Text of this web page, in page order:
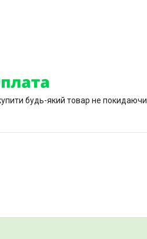
будь-який товар не покидаючи